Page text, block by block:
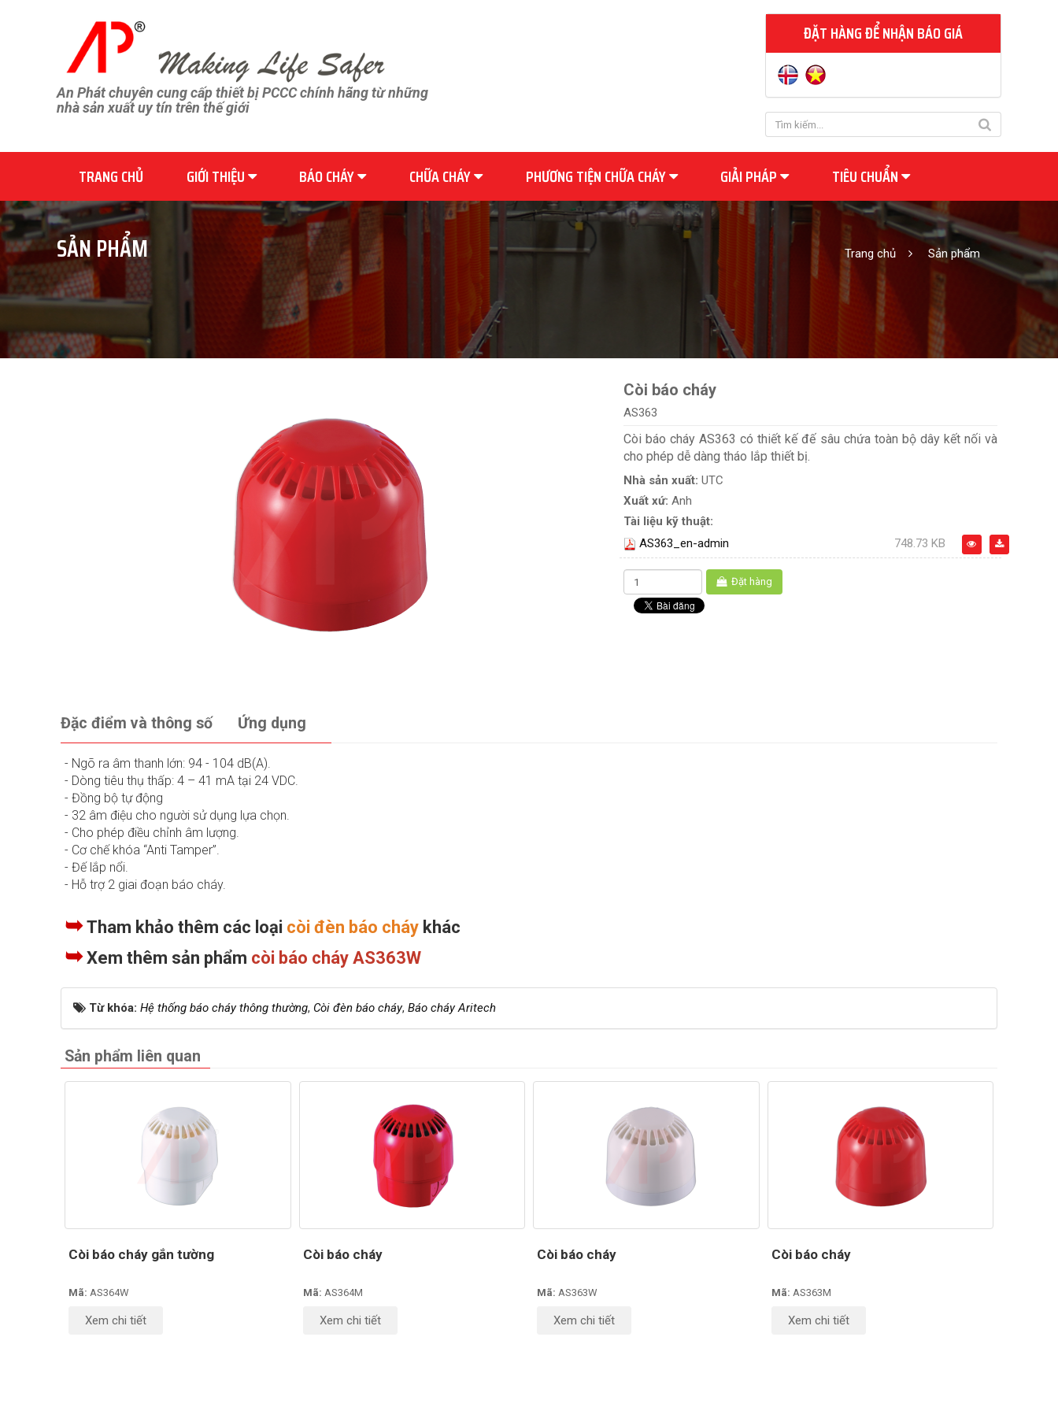
An Phát chuyên cung cấp thiết bị PCCC chính hãng từ những
nhà sản xuất uy tín trên thế giới
ĐẶT HÀNG ĐỂ NHẬN BÁO GIÁ
TRANG CHỦ GIỚI THIỆU BÁO CHÁY CHỮA CHÁY PHƯƠNG TIỆN CHỮA CHÁY GIẢI PHÁP TIÊU CHUẨN
SẢN PHẨM Trang chủ Sản phẩm
Còi báo cháy
AS363
Còi báo cháy AS363 có thiết kế đế sâu chứa toàn bộ dây kết nối và
cho phép dễ dàng tháo lắp thiết bị.
Nhà sản xuất: UTC
Xuất xứ: Anh
Tài liệu kỹ thuật:
AS363_en-admin
748.73 KB
Đặt hàng
Đặc điểm và thông số Ứng dụng
- Ngõ ra âm thanh lớn: 94 - 104 dB(A).
- Dòng tiêu thụ thấp: 4 – 41 mA tại 24 VDC.
- Đồng bộ tự động
- 32 âm điệu cho người sử dụng lựa chọn.
- Cho phép điều chỉnh âm lượng.
- Cơ chế khóa “Anti Tamper”.
- Đế lắp nổi.
- Hỗ trợ 2 giai đoạn báo cháy.
➥Tham khảo thêm các loại còi đèn báo cháy khác
➥Xem thêm sản phẩm còi báo cháy AS363W
Từ khóa: Hệ thống báo cháy thông thường, Còi đèn báo cháy, Báo cháy Aritech
Sản phẩm liên quan
Còi báo cháy gắn tường
Mã: AS364W
Xem chi tiết
Còi báo cháy
Mã: AS364M
Xem chi tiết
Còi báo cháy
Mã: AS363W
Xem chi tiết
Còi báo cháy
Mã: AS363M
Xem chi tiết